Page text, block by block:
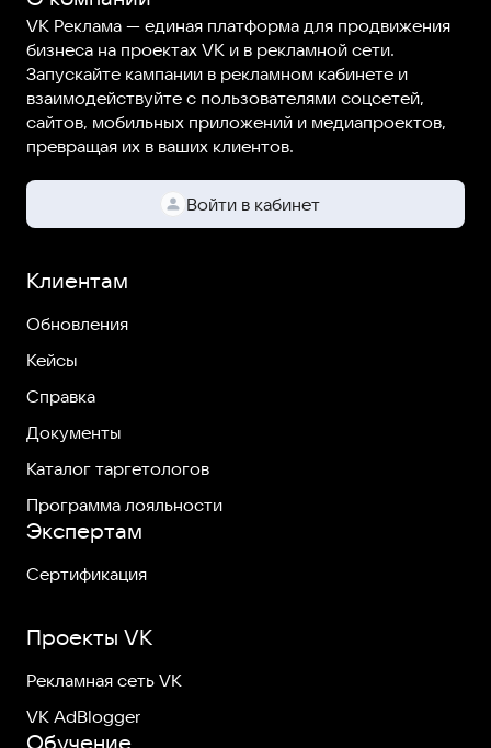
VK Реклама — единая платформа для продвижения
бизнеса на проектах VK и в рекламной сети.
Запускайте кампании в рекламном кабинете и
взаимодействуйте с пользователями соцсетей,
сайтов, мобильных приложений и медиапроектов,
превращая их в ваших клиентов.
Войти в кабинет
Клиентам
Обновления
Кейсы
Справка
Документы
Каталог таргетологов
Программа лояльности
Экспертам
Сертификация
Проекты VK
Рекламная сеть VK
VK AdBlogger
Обучение